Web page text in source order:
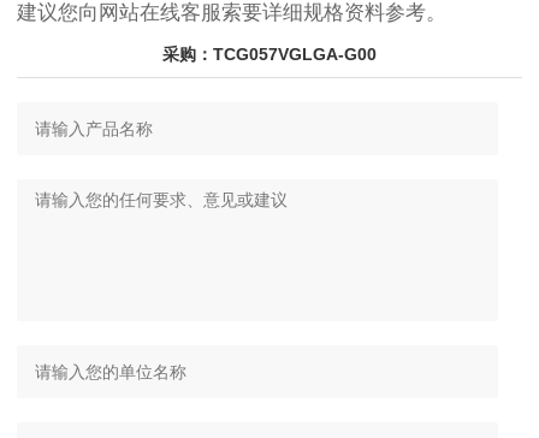
建议您向网站在线客服索要详细规格资料参考。
采购：TCG057VGLGA-G00